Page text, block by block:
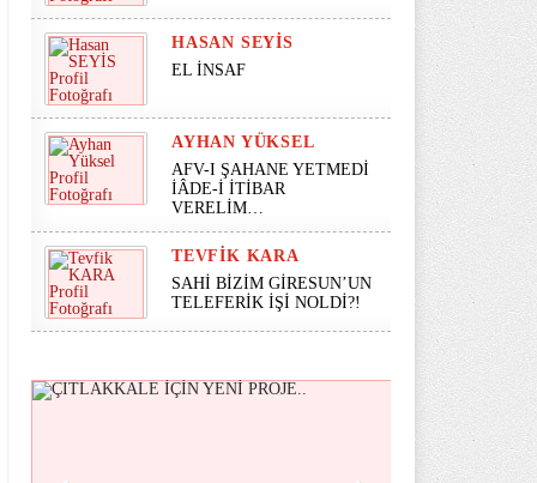
HASAN SEYİS
EL İNSAF
AYHAN YÜKSEL
AFV-I ŞAHANE YETMEDİ
İÂDE-İ İTİBAR
VERELİM…
TEVFIK KARA
SAHİ BİZİM GİRESUN’UN
TELEFERİK İŞİ NOLDİ?!